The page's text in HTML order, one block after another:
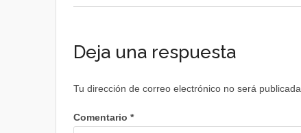
Deja una respuesta
Tu dirección de correo electrónico no será publicada.
Comentario *